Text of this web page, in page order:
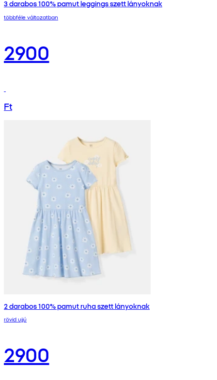
3 darabos 100% pamut leggings szett lányoknak
többféle változatban
2900
Ft
2 darabos 100% pamut ruha szett lányoknak
rövid ujjú
2900